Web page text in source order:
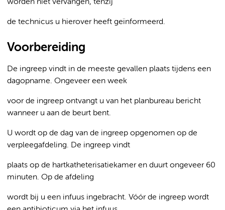
worden niet vervangen, tenzij
de technicus u hierover heeft geïnformeerd.
Voorbereiding
De ingreep vindt in de meeste gevallen plaats tijdens een
dagopname. Ongeveer een week
voor de ingreep ontvangt u van het planbureau bericht
wanneer u aan de beurt bent.
U wordt op de dag van de ingreep opgenomen op de
verpleegafdeling. De ingreep vindt
plaats op de hartkatheterisatiekamer en duurt ongeveer 60
minuten. Op de afdeling
wordt bij u een infuus ingebracht. Vóór de ingreep wordt